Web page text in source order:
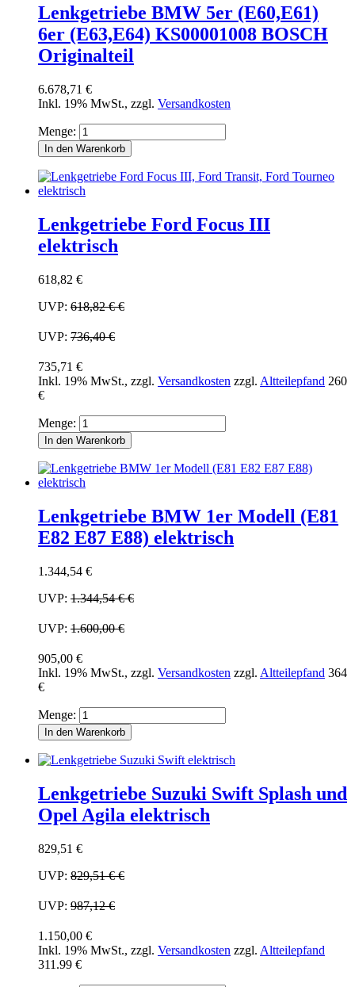
Lenkgetriebe BMW 5er (E60,E61)
6er (E63,E64) KS00001008 BOSCH
Originalteil
6.678,71 €
Inkl. 19% MwSt., zzgl. Versandkosten
Menge:
In den Warenkorb
Lenkgetriebe Ford Focus III
elektrisch
618,82 €
UVP: 618,82 €€
UVP: 736,40 €
735,71 €
Inkl. 19% MwSt., zzgl. Versandkosten zzgl. Altteilepfand 260
€
Menge:
In den Warenkorb
Lenkgetriebe BMW 1er Modell (E81
E82 E87 E88) elektrisch
1.344,54 €
UVP: 1.344,54 €€
UVP: 1.600,00 €
905,00 €
Inkl. 19% MwSt., zzgl. Versandkosten zzgl. Altteilepfand 364
€
Menge:
In den Warenkorb
Lenkgetriebe Suzuki Swift Splash und
Opel Agila elektrisch
829,51 €
UVP: 829,51 €€
UVP: 987,12 €
1.150,00 €
Inkl. 19% MwSt., zzgl. Versandkosten zzgl. Altteilepfand
311.99 €